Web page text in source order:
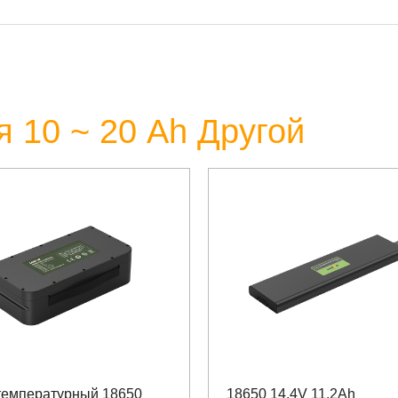
10 ~ 20 Аh Другой
18650 18650 14.4V 11.2Ah